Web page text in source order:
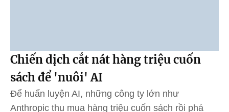
Chiến dịch cắt nát hàng triệu cuốn
sách để 'nuôi' AI
Để huấn luyện AI, những công ty lớn như
Anthropic thu mua hàng triệu cuốn sách rồi phá